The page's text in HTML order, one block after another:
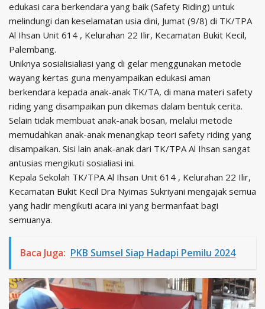
edukasi cara berkendara yang baik (Safety Riding) untuk
melindungi dan keselamatan usia dini, Jumat (9/8) di TK/TPA
Al Ihsan Unit 614 , Kelurahan 22 Ilir, Kecamatan Bukit Kecil,
Palembang.
Uniknya sosialisialiasi yang di gelar menggunakan metode
wayang kertas guna menyampaikan edukasi aman
berkendara kepada anak-anak TK/TA, di mana materi safety
riding yang disampaikan pun dikemas dalam bentuk cerita.
Selain tidak membuat anak-anak bosan, melalui metode
memudahkan anak-anak menangkap teori safety riding yang
disampaikan. Sisi lain anak-anak dari TK/TPA Al Ihsan sangat
antusias mengikuti sosialiasi ini.
Kepala Sekolah TK/TPA Al Ihsan Unit 614 , Kelurahan 22 Ilir,
Kecamatan Bukit Kecil Dra Nyimas Sukriyani mengajak semua
yang hadir mengikuti acara ini yang bermanfaat bagi
semuanya.
Baca Juga: PKB Sumsel Siap Hadapi Pemilu 2024